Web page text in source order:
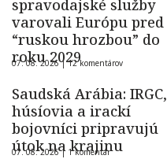
spravodajské služby
varovali Európu pred
“ruskou hrozbou” do
roku 2029
07. 08. 2026 |12 komentárov
Saudská Arábia: IRGC,
húsíovia a irackí
bojovníci pripravujú
útok na krajinu
07. 08. 2026 | 1 komentár